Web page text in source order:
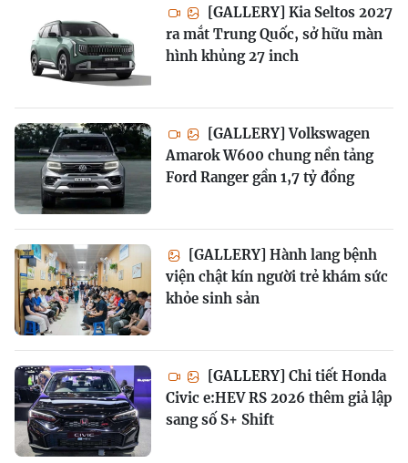
[GALLERY] Kia Seltos 2027
ra mắt Trung Quốc, sở hữu màn
hình khủng 27 inch
[GALLERY] Volkswagen
Amarok W600 chung nền tảng
Ford Ranger gần 1,7 tỷ đồng
[GALLERY] Hành lang bệnh
viện chật kín người trẻ khám sức
khỏe sinh sản
[GALLERY] Chi tiết Honda
Civic e:HEV RS 2026 thêm giả lập
sang số S+ Shift